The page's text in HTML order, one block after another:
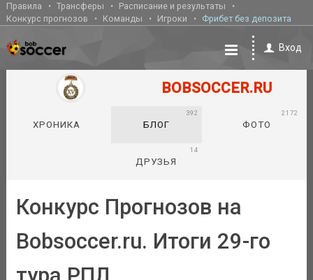
Правила Трансферы
Расписание и результаты
Конкурс прогнозов
Команды Игроки Фрибет без депозита
Вход
BOBSOCCER.RU
ХРОНИКА БЛОГ
392
ФОТО
2172
ДРУЗЬЯ
14
Конкурс Прогнозов на
Bobsoccer.ru. Итоги 29-го